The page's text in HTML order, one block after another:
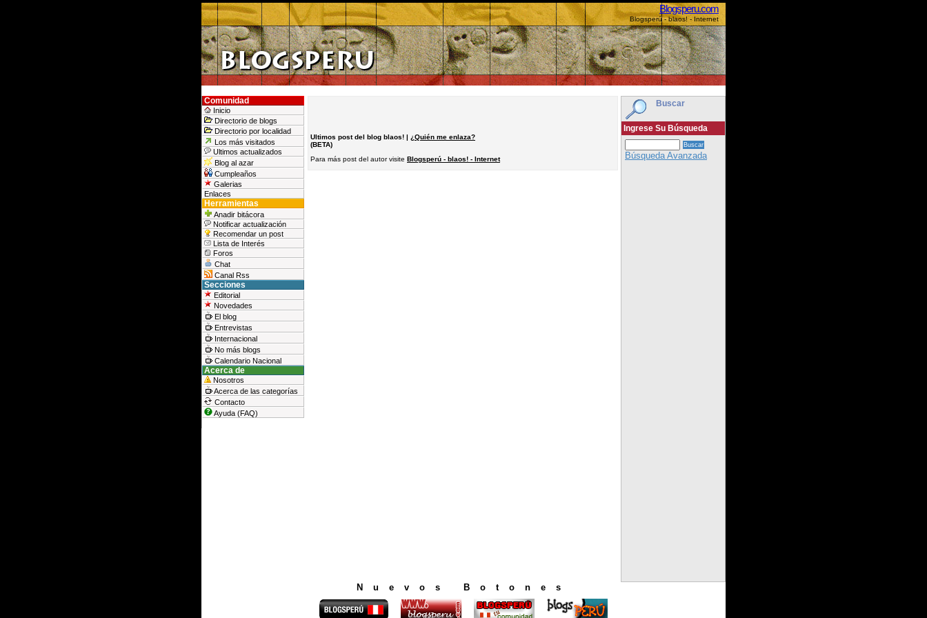
Blogsperu.com
Blogsperú - blaos! - Internet
Buscar
Ingrese Su Búsqueda
Búsqueda Avanzada
Comunidad
Inicio
Directorio de blogs
Directorio por localidad
Los más visitados
Ultimos actualizados
Blog al azar
Cumpleaños
Galerias
Enlaces
Herramientas
Anadir bitácora
Notificar actualización
Recomendar un post
Lista de Interés
Foros
Chat
Canal Rss
Secciones
Editorial
Novedades
El blog
Entrevistas
Internacional
No más blogs
Calendario Nacional
Acerca de
Nosotros
Acerca de las categorías
Contacto
Ayuda (FAQ)
Ultimos post del blog blaos! | ¿Quién me enlaza?
(BETA)
Para más post del autor visite Blogsperú - blaos! - Internet
Nuevos Botones